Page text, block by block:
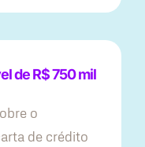
de R$ 750 mil
o
de crédito